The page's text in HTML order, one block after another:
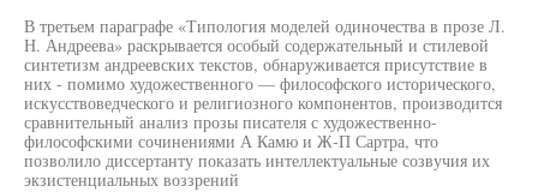
В третьем параграфе «Типология моделей одиночества в прозе Л.
Н. Андреева» раскрывается особый содержательный и стилевой
синтетизм андреевских текстов, обнаруживается присутствие в
них - помимо художественного — философского исторического,
искусствоведческого и религиозного компонентов, производится
сравнительный анализ прозы писателя с художественно-
философскими сочинениями А Камю и Ж-П Сартра, что
позволило диссертанту показать интеллектуальные созвучия их
экзистенциальных воззрений